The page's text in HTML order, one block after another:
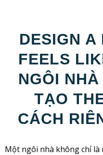
DESIGN A
FEELS
NGÔI
TẠO
CÁCH
Một ngôi nhà không chỉ là